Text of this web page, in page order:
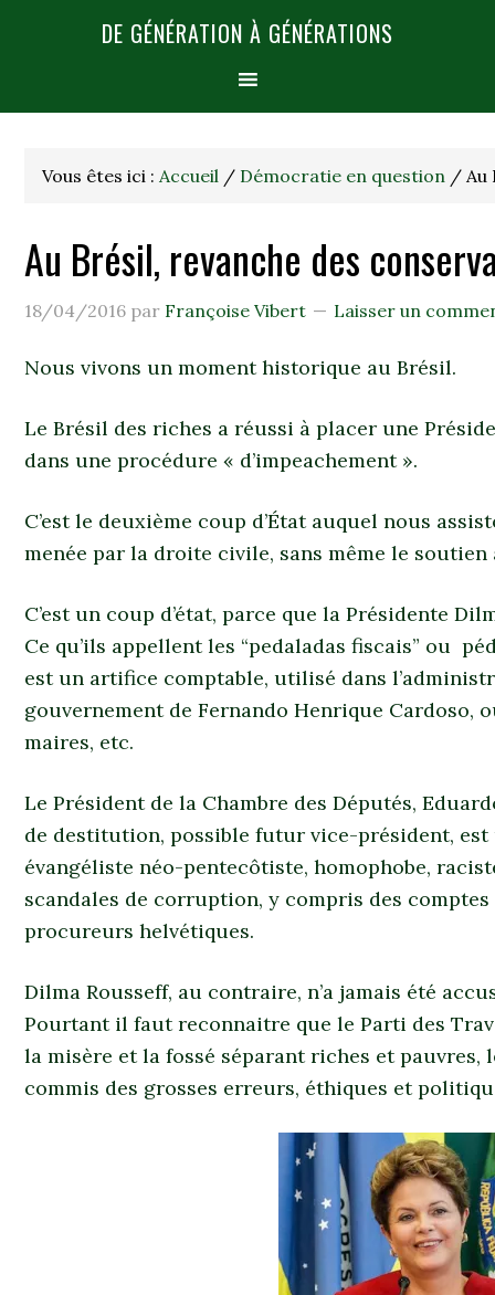
DE GÉNÉRATION À GÉNÉRATIONS
Vous êtes ici :Accueil / Démocratie en question / Au
Au Brésil, revanche des
18/04/2016 par Françoise Vibert Laisser un
Nous vivons un moment historique au Brésil.
Le Brésil des riches a réussi à placer une
dans une procédure « d’impeachement ».
C’est le deuxième coup d’État auquel nous
menée par la droite civile, sans même le
C’est un coup d’état, parce que la Présidente
Ce qu’ils appellent les “pedaladas fiscais” ou
est un artifice comptable, utilisé dans
gouvernement de Fernando Henrique Cardoso,
maires, etc.
Le Président de la Chambre des Députés,
de destitution, possible futur vice-président,
évangéliste néo-pentecôtiste, homophobe,
scandales de corruption, y compris des
procureurs helvétiques.
Dilma Rousseff, au contraire, n’a jamais été
Pourtant il faut reconnaitre que le Parti des
la misère et la fossé séparant riches et
commis des grosses erreurs, éthiques et